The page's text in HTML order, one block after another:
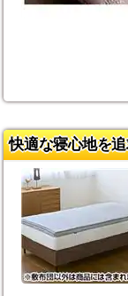
快適な寝心地を